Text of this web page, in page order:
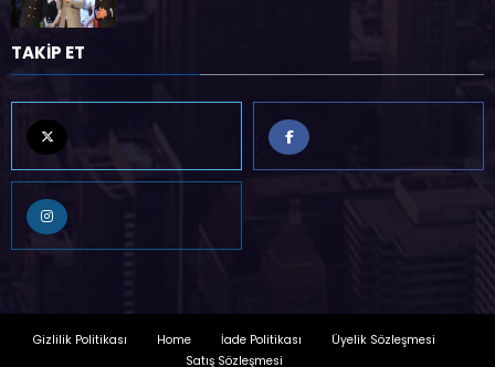
TAKİP ET
Gizlilik Politikası Home İade Politikası
Üyelik Sözleşmesi
Satış Sözleşmesi